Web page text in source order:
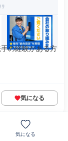
の経験がある方
気になる
気になる